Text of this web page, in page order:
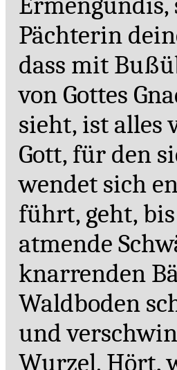
Pächterin
dass mit
von Gottes
sieht, ist alles
Gott, für den
wendet sich
führt, geht,
atmende
knarrenden
Waldboden
und
Wurzel. Hört,